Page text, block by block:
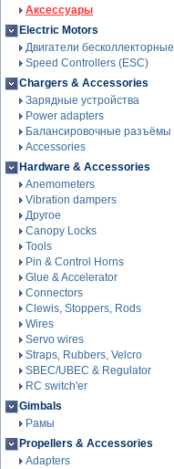
Аксессуары
Electric Motors
Двигатели бесколлекторные
Speed Controllers (ESC)
Chargers & Accessories
Зарядные устройства
Power adapters
Балансировочные разъёмы
Accessories
Hardware & Accessories
Anemometers
Vibration dampers
Другое
Canopy Locks
Tools
Pin & Control Horns
Glue & Accelerator
Connectors
Clewis, Stoppers, Rods
Wires
Servo wires
Straps, Rubbers, Velcro
SBEC/UBEC & Regulator
RC switch'er
Gimbals
Рамы
Propellers & Accessories
Adapters